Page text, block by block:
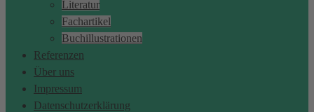
Literatur
Fachartikel
Buchillustrationen
Referenzen
Über uns
Impressum
Datenschutzerklärung